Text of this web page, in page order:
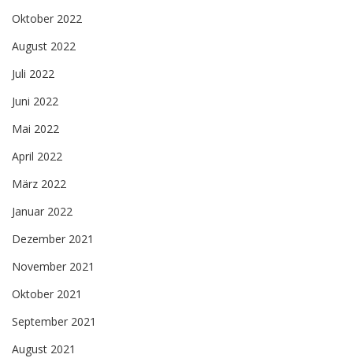
Oktober 2022
August 2022
Juli 2022
Juni 2022
Mai 2022
April 2022
März 2022
Januar 2022
Dezember 2021
November 2021
Oktober 2021
September 2021
August 2021